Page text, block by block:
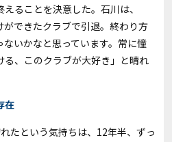
ることを決意した。石川は、
ができたクラブで引退。終わり方
いかなと思っています。常に憧
、このクラブが大好き」と晴れ
在
たという気持ちは、12年半、ずっ